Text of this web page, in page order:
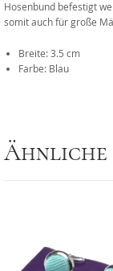
Hosenbund befestigt
somit auch für große
Breite: 3.5 cm
Farbe: Blau
Ähnliche